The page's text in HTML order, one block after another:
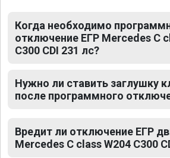
Когда необходимо
отключение ЕГР Mercedes C
C300 CDI 231 лс?
Нужно ли ставить заглушку
после программного
Вредит ли отключение ЕГР
Mercedes C class W204 C300